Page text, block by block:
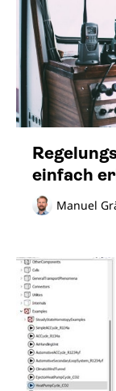
einfach
Manuel